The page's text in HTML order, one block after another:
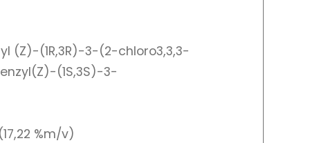
(Z)-(1R,3R)-3-(2-chloro3,3,3-
(1S,3S)-3-
%m/v)